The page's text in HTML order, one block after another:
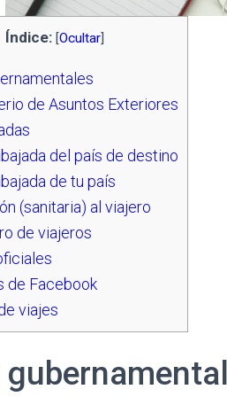
Índice: [Ocultar]
de Asuntos Exteriores
del país de destino
de tu país
(sanitaria) al viajero
de viajeros
de Facebook
viajes